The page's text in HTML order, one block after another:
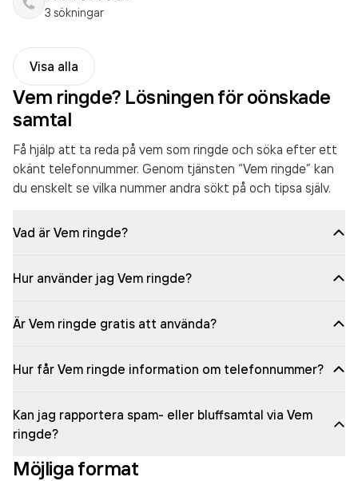
3 sökningar
Visa alla
Vem ringde? Lösningen för oönskade
samtal
Få hjälp att ta reda på vem som ringde och söka efter ett
okänt telefonnummer. Genom tjänsten “Vem ringde” kan
du enskelt se vilka nummer andra sökt på och tipsa själv.
Vad är Vem ringde?
Hur använder jag Vem ringde?
Är Vem ringde gratis att använda?
Hur får Vem ringde information om telefonnummer?
Kan jag rapportera spam- eller bluffsamtal via Vem
ringde?
Möjliga format